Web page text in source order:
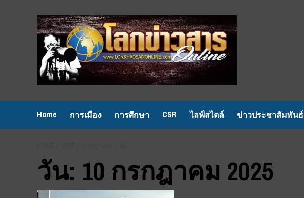
Home การเมือง การศึกษา CSR ไลฟ์สไตล์ ข่าวประชาสัมพันธ์
วัน: 10 กรกฎาคม 2025